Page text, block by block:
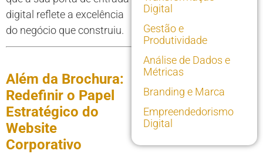
digital reflete a excelência
do negócio que construiu.
Além da Brochura:
Redefinir o Papel
Estratégico do
Website
Corporativo
Digital
Gestão e
Produtividade
Análise de Dados e
Métricas
Branding e Marca
Empreendedorismo
Digital